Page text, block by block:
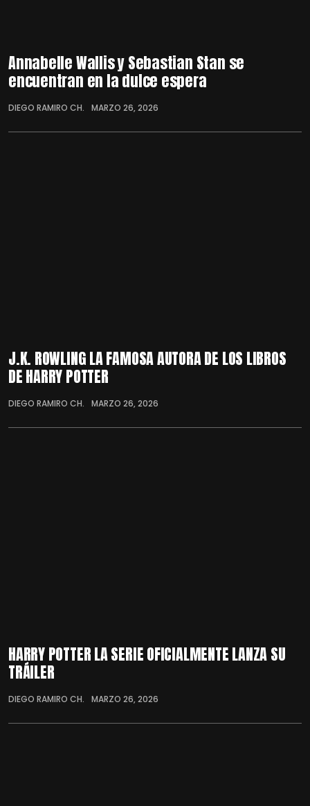
Annabelle Wallis y Sebastian Stan se
encuentran en la dulce espera
DIEGO RAMIRO CH. MARZO 26, 2026
J.K. ROWLING LA FAMOSA AUTORA DE LOS LIBROS
DE HARRY POTTER
DIEGO RAMIRO CH. MARZO 26, 2026
HARRY POTTER LA SERIE OFICIALMENTE LANZA SU
TRÁILER
DIEGO RAMIRO CH. MARZO 26, 2026